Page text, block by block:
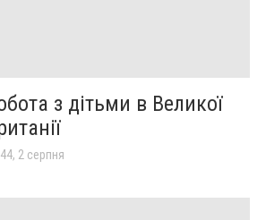
з дітьми в Великої
2 серпня